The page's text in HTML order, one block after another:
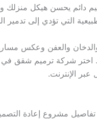
دائم يحسن هيكل منزلك
التي تؤدي إلى تدمير
والعفن وعكس
شركة ترميم شقق في
الإنترنت.
تفاصيل مشروع إعادة